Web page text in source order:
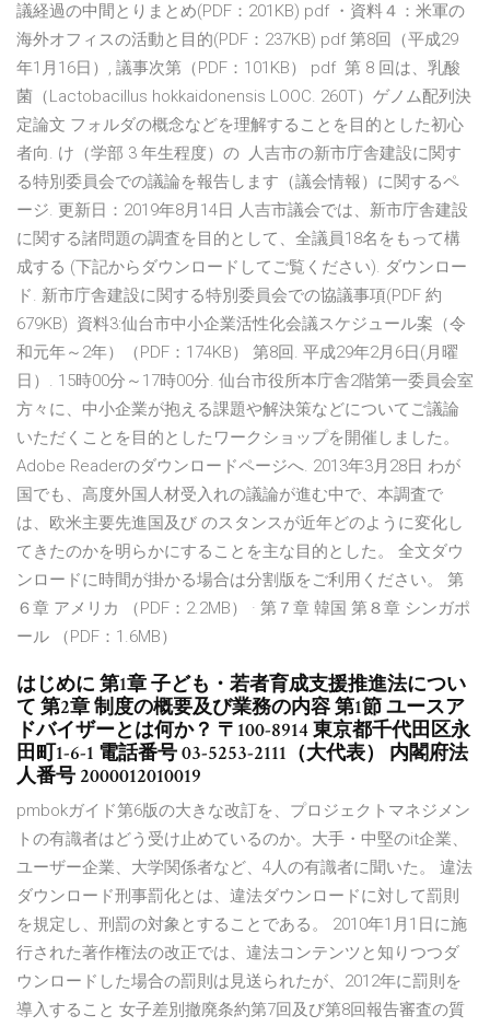
議経過の中間とりまとめ(PDF：201KB) pdf ・資料４：米軍の
海外オフィスの活動と目的(PDF：237KB) pdf 第8回（平成29
年1月16日）, 議事次第（PDF：101KB） pdf 第 8 回は、乳酸
菌（Lactobacillus hokkaidonensis LOOC. 260T）ゲノム配列決
定論文 フォルダの概念などを理解することを目的とした初心
者向. け（学部 3 年生程度）の 人吉市の新市庁舎建設に関す
る特別委員会での議論を報告します（議会情報）に関するペ
ージ. 更新日：2019年8月14日 人吉市議会では、新市庁舎建設
に関する諸問題の調査を目的として、全議員18名をもって構
成する (下記からダウンロードしてご覧ください). ダウンロー
ド. 新市庁舎建設に関する特別委員会での協議事項(PDF 約
679KB) 資料3:仙台市中小企業活性化会議スケジュール案（令
和元年～2年）（PDF：174KB） 第8回. 平成29年2月6日(月曜
日）. 15時00分～17時00分. 仙台市役所本庁舎2階第一委員会室
方々に、中小企業が抱える課題や解決策などについてご議論
いただくことを目的としたワークショップを開催しました。
Adobe Readerのダウンロードページへ. 2013年3月28日 わが
国でも、高度外国人材受入れの議論が進む中で、本調査で
は、欧米主要先進国及び のスタンスが近年どのように変化し
てきたのかを明らかにすることを主な目的とした。 全文ダウ
ンロードに時間が掛かる場合は分割版をご利用ください。 第
６章 アメリカ （PDF：2.2MB） · 第７章 韓国 第８章 シンガポ
ール （PDF：1.6MB）
はじめに 第1章 子ども・若者育成支援推進法につい
て 第2章 制度の概要及び業務の内容 第1節 ユースア
ドバイザーとは何か？ 〒100-8914 東京都千代田区永
田町1-6-1 電話番号 03-5253-2111（大代表） 内閣府法
人番号 2000012010019
pmbokガイド第6版の大きな改訂を、プロジェクトマネジメン
トの有識者はどう受け止めているのか。大手・中堅のit企業、
ユーザー企業、大学関係者など、4人の有識者に聞いた。 違法
ダウンロード刑事罰化とは、違法ダウンロードに対して罰則
を規定し、刑罰の対象とすることである。 2010年1月1日に施
行された著作権法の改正では、違法コンテンツと知りつつダ
ウンロードした場合の罰則は見送られたが、2012年に罰則を
導入すること 女子差別撤廃条約第7回及び第8回報告審査の質